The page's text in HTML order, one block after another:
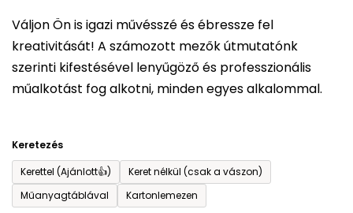
Váljon Ön is igazi művésszé és ébressze fel
kreativitását! A számozott mezők útmutatónk
szerinti kifestésével lenyűgöző és professzionális
műalkotást fog alkotni, minden egyes alkalommal.
Keretezés
Kerettel (Ajánlott👍)
Keret nélkül (csak a vászon)
Műanyagtáblával
Kartonlemezen
ből
0,0
csillag.